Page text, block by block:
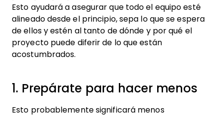
Esto ayudará a asegurar que todo el equipo esté
alineado desde el principio, sepa lo que se espera
de ellos y estén al tanto de dónde y por qué el
proyecto puede diferir de lo que están
acostumbrados.
1. Prepárate para hacer menos
Esto probablemente significará menos